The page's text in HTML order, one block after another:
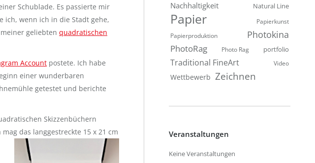
Schublade. Es passierte mir
ich, wenn ich in die Stadt gehe,
geliebten quadratischen
Account postete. Ich habe
einer wunderbaren
getestet und berichte
Skizzenbüchern
das langgestreckte 15 x 21 cm
Nachhaltigkeit Natural Line
Papier
Papierkunst
Papierproduktion
Photokina
PhotoRag Photo Rag portfolio
Traditional FineArt Video
Wettbewerb Zeichnen
Veranstaltungen
Keine Veranstaltungen